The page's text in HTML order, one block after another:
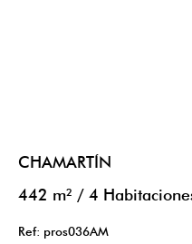
CHAMARTÍN
442 m² / 4
Ref: pros036AM